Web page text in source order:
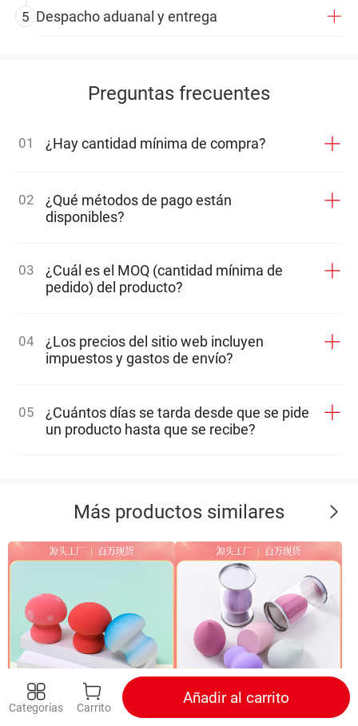
5 Despacho aduanal y entrega
Preguntas frecuentes
01 ¿Hay cantidad mínima de compra?
02
¿Qué métodos de pago están
disponibles?
03
¿Cuál es el MOQ (cantidad mínima de
pedido) del producto?
04
¿Los precios del sitio web incluyen
impuestos y gastos de envío?
05
¿Cuántos días se tarda desde que se pide
un producto hasta que se recibe?
Más productos similares
Huevo de belleza de cabezaEsponja de belleza
Categorías Carrito
Añadir al carrito